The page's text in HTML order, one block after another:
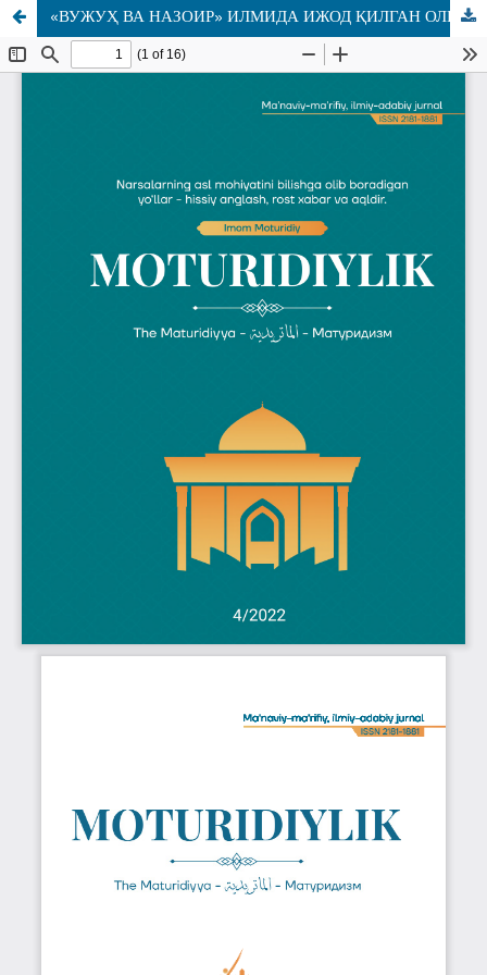
«ВУЖУҲ ВА НАЗОИР» ИЛМИДА ИЖОД ҚИЛГАН ОЛИМЛАР ВА УНГА ОИД АСАРЛАР ТАҲЛИЛИ